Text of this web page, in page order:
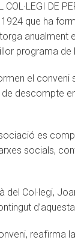
COL·LEGI DE
1924 que ha
anualment
programa
el
de descompte
es
socials,
del Col·legi,
reafirma